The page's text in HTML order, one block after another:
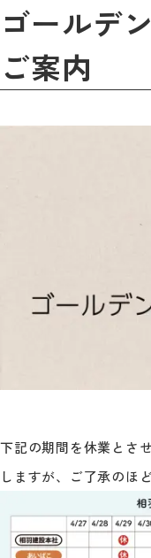
ゴールデ
ご案内
下記の期間を休業とさ
しますが、ご了承のほ